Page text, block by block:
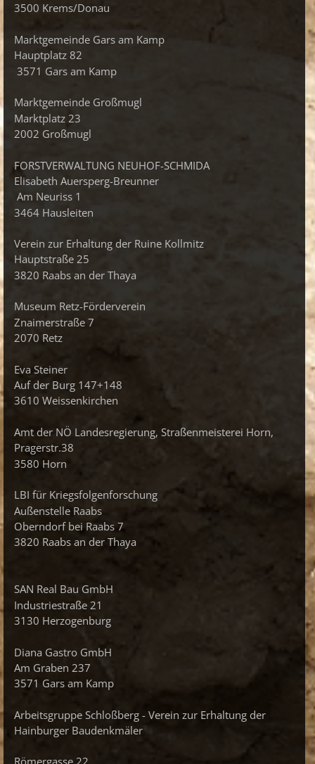
3500 Krems/Donau
Marktgemeinde Gars am Kamp
Hauptplatz 82
3571 Gars am Kamp
Marktgemeinde Großmugl
Marktplatz 23
2002 Großmugl
FORSTVERWALTUNG NEUHOF-SCHMIDA
Elisabeth Auersperg-Breunner
Am Neuriss 1
3464 Hausleiten
Verein zur Erhaltung der Ruine Kollmitz
Hauptstraße 25
3820 Raabs an der Thaya
Museum Retz-Förderverein
Znaimerstraße 7
2070 Retz
Eva Steiner
Auf der Burg 147+148
3610 Weissenkirchen
Amt der NÖ Landesregierung, Straßenmeisterei Horn,
Pragerstr.38
3580 Horn
LBI für Kriegsfolgenforschung
Außenstelle Raabs
Oberndorf bei Raabs 7
3820 Raabs an der Thaya
SAN Real Bau GmbH
Industriestraße 21
3130 Herzogenburg
Diana Gastro GmbH
Am Graben 237
3571 Gars am Kamp
Arbeitsgruppe Schloßberg - Verein zur Erhaltung der
Hainburger Baudenkmäler